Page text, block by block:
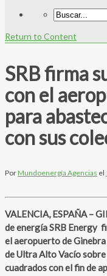
Return to Content
SRB firma
con el
para
con sus
PorMundoenergía Agencias el
VALENCIA, ESPAÑA –
de energía SRB Energy
el aeropuerto de
de Ultra Alto Vacío
cuadrados con el fin de